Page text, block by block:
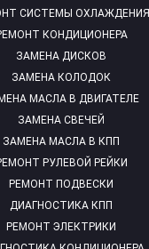
СИСТЕМЫ ОХЛАЖДЕНИЯ
КОНДИЦИОНЕРА
ЗАМЕНА ДИСКОВ
ЗАМЕНА КОЛОДОК
МАСЛА В ДВИГАТЕЛЕ
ЗАМЕНА СВЕЧЕЙ
ЗАМЕНА МАСЛА В КПП
РУЛЕВОЙ РЕЙКИ
РЕМОНТ ПОДВЕСКИ
ДИАГНОСТИКА КПП
РЕМОНТ ЭЛЕКТРИКИ